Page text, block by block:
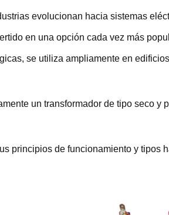
evolucionan hacia sistemas
en una opción cada vez más
se utiliza ampliamente en
un transformador de tipo seco
principios de funcionamiento y tipos